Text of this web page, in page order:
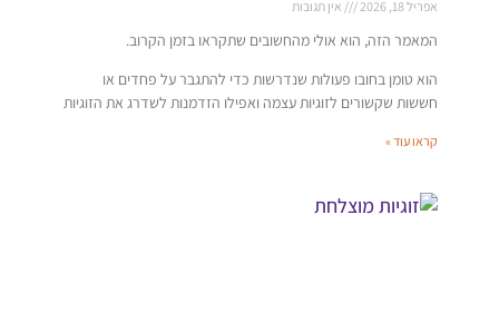
אפריל 18, 2026 אין תגובות
המאמר הזה, הוא אולי מהחשובים שתקראו בזמן הקרוב.
הוא טומן בחובו פעולות שנדרשות כדי להתגבר על פחדים או
חששות שקשורים לזוגיות עצמה ואפילו הזדמנות לשדרג את הזוגיות
קראו עוד »